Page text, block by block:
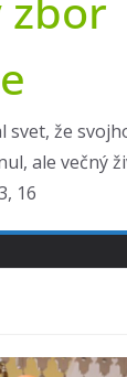
svet, že
ale večný
16